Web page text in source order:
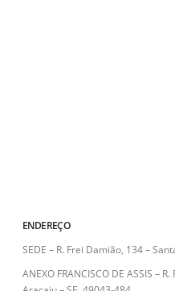
ENDEREÇO
SEDE – R. Frei Damião, 134 –
ANEXO FRANCISCO DE ASSIS –